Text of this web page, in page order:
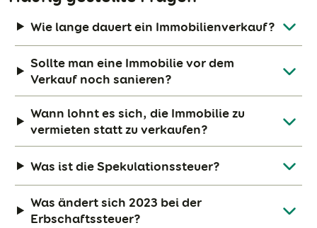
Wie lange dauert ein Immobilienverkauf?
Sollte man eine Immobilie vor dem
Verkauf noch sanieren?
Wann lohnt es sich, die Immobilie zu
vermieten statt zu verkaufen?
Was ist die Spekulationssteuer?
Was ändert sich 2023 bei der
Erbschaftssteuer?